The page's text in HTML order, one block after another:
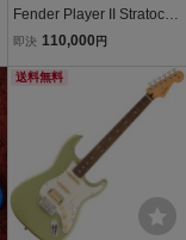
Fender Player II Stratocas
ter, Maple Fingerboard, A
ーMEXストラトキャスタ
即決 110,000 円
送料無料